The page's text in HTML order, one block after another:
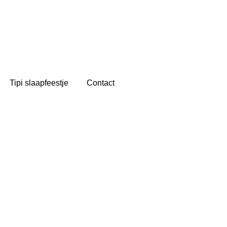
Tipi slaapfeestje Contact